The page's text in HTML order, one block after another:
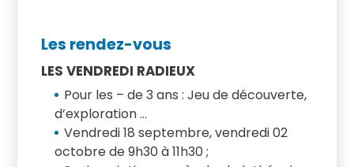
Les rendez-vous
LES VENDREDI RADIEUX
Pour les – de 3 ans : Jeu de découverte,
d’exploration …
Vendredi 18 septembre, vendredi 02
octobre de 9h30 à 11h30 ;